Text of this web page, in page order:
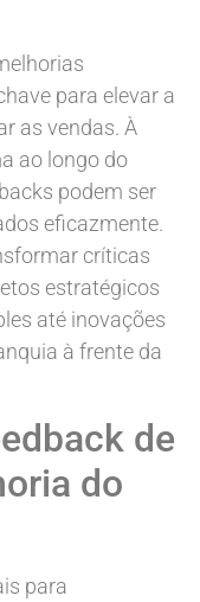
para elevar a
as vendas. À
ao longo do
podem ser
eficazmente.
críticas
estratégicos
até inovações
à frente da
de
do
para